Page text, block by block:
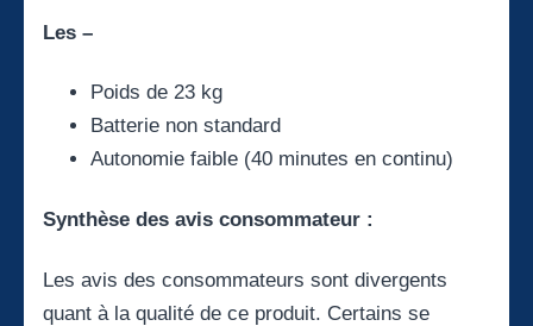
Les –
Poids de 23 kg
Batterie non standard
Autonomie faible (40 minutes en continu)
Synthèse des avis consommateur :
Les avis des consommateurs sont divergents
quant à la qualité de ce produit. Certains se